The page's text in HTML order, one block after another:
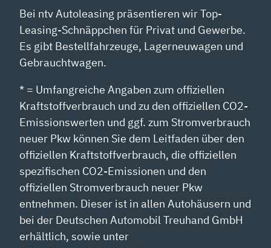
Bei ntv Autoleasing präsentieren wir Top-
Leasing-Schnäppchen für Privat und Gewerbe.
Es gibt Bestellfahrzeuge, Lagerneuwagen und
Gebrauchtwagen.
* = Umfangreiche Angaben zum offiziellen
Kraftstoffverbrauch und zu den offiziellen CO2-
Emissionswerten und ggf. zum Stromverbrauch
neuer Pkw können Sie dem Leitfaden über den
offiziellen Kraftstoffverbrauch, die offiziellen
spezifischen CO2-Emissionen und den
offiziellen Stromverbrauch neuer Pkw
entnehmen. Dieser ist in allen Autohäusern und
bei der Deutschen Automobil Treuhand GmbH
erhältlich, sowie unter